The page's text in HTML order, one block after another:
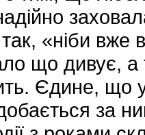
так, «ніби
що дивує, а
Єдине, що
за